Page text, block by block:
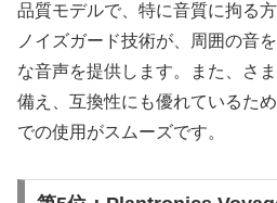
品質モデルで、特に音質に拘る
ノイズガード技術が、周囲の音
な音声を提供します。また、さ
備え、互換性にも優れているた
での使用がスムーズです。